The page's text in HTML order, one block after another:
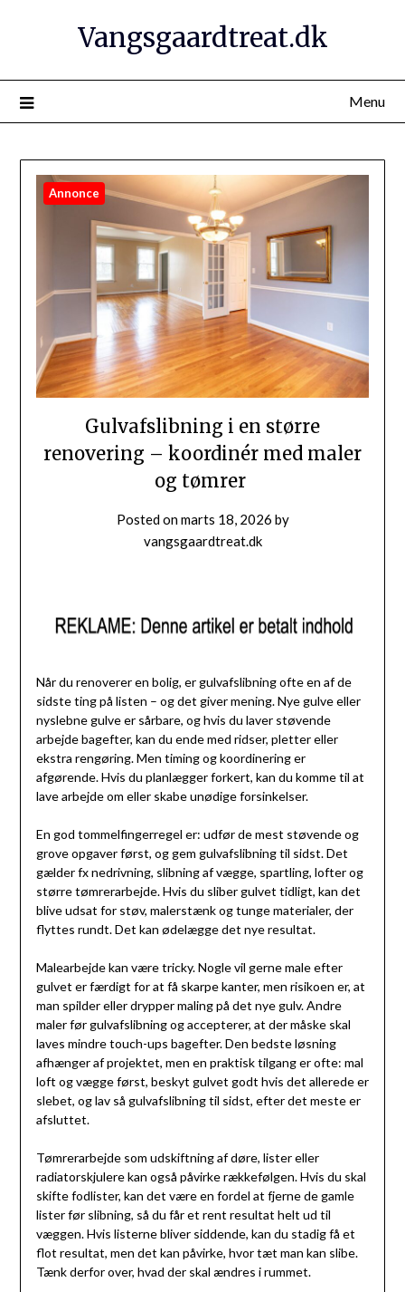
Vangsgaardtreat.dk
Menu
Annonce
Gulvafslibning i en større
renovering – koordinér med maler
og tømrer
Posted onmarts 18, 2026 by
vangsgaardtreat.dk
Når du renoverer en bolig, er gulvafslibning ofte en af de
sidste ting på listen – og det giver mening. Nye gulve eller
nyslebne gulve er sårbare, og hvis du laver støvende
arbejde bagefter, kan du ende med ridser, pletter eller
ekstra rengøring. Men timing og koordinering er
afgørende. Hvis du planlægger forkert, kan du komme til at
lave arbejde om eller skabe unødige forsinkelser.
En god tommelfingerregel er: udfør de mest støvende og
grove opgaver først, og gem gulvafslibning til sidst. Det
gælder fx nedrivning, slibning af vægge, spartling, lofter og
større tømrerarbejde. Hvis du sliber gulvet tidligt, kan det
blive udsat for støv, malerstænk og tunge materialer, der
flyttes rundt. Det kan ødelægge det nye resultat.
Malearbejde kan være tricky. Nogle vil gerne male efter
gulvet er færdigt for at få skarpe kanter, men risikoen er, at
man spilder eller drypper maling på det nye gulv. Andre
maler før gulvafslibning og accepterer, at der måske skal
laves mindre touch-ups bagefter. Den bedste løsning
afhænger af projektet, men en praktisk tilgang er ofte: mal
loft og vægge først, beskyt gulvet godt hvis det allerede er
slebet, og lav så gulvafslibning til sidst, efter det meste er
afsluttet.
Tømrerarbejde som udskiftning af døre, lister eller
radiatorskjulere kan også påvirke rækkefølgen. Hvis du skal
skifte fodlister, kan det være en fordel at fjerne de gamle
lister før slibning, så du får et rent resultat helt ud til
væggen. Hvis listerne bliver siddende, kan du stadig få et
flot resultat, men det kan påvirke, hvor tæt man kan slibe.
Tænk derfor over, hvad der skal ændres i rummet.